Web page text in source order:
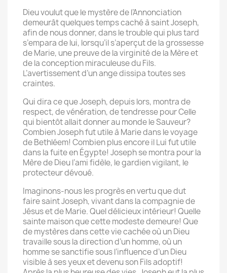
Dieu voulut que le mystère de l’Annonciation
demeurât quelques temps caché à saint Joseph,
afin de nous donner, dans le trouble qui plus tard
s’empara de lui, lorsqu’il s’aperçut de la grossesse
de Marie, une preuve de la virginité de la Mère et
de la conception miraculeuse du Fils.
L’avertissement d’un ange dissipa toutes ses
craintes.
Qui dira ce que Joseph, depuis lors, montra de
respect, de vénération, de tendresse pour Celle
qui bientôt allait donner au monde le Sauveur?
Combien Joseph fut utile à Marie dans le voyage
de Bethléem! Combien plus encore il Lui fut utile
dans la fuite en Égypte! Joseph se montra pour la
Mère de Dieu l’ami fidèle, le gardien vigilant, le
protecteur dévoué.
Imaginons-nous les progrès en vertu que dut
faire saint Joseph, vivant dans la compagnie de
Jésus et de Marie. Quel délicieux intérieur! Quelle
sainte maison que cette modeste demeure! Que
de mystères dans cette vie cachée où un Dieu
travaille sous la direction d’un homme, où un
homme se sanctifie sous l’influence d’un Dieu
visible à ses yeux et devenu son Fils adoptif!